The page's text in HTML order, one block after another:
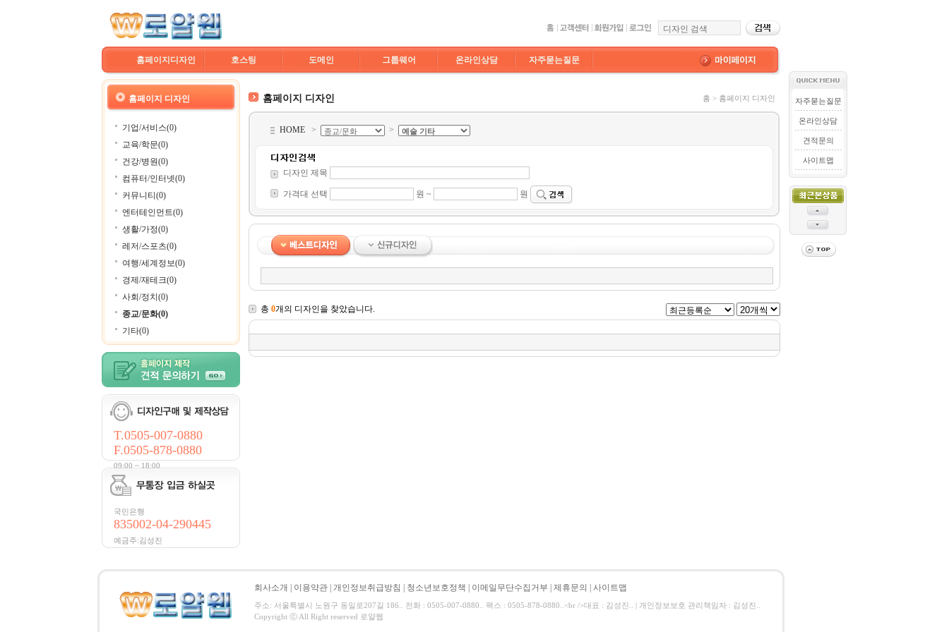
홈페이지디자인 호스팅 도메인 그룹웨어 온라인상담 자주묻는질문
홈페이지 디자인
기업/서비스(0)
교육/학문(0)
건강/병원(0)
컴퓨터/인터넷(0)
커뮤니티(0)
엔터테인먼트(0)
생활/가정(0)
레저/스포츠(0)
여행/세계정보(0)
경제/재테크(0)
사회/정치(0)
종교/문화(0)
기타(0)
T.0505-007-0880
F.0505-878-0880
09:00 ~ 18:00
국민은행
835002-04-290445
예금주:김성진
홈페이지 디자인 홈 > 홈페이지 디자인
HOME > >
디자인 제목
가격대 선택 원 ~ 원
총 0개의 디자인을 찾았습니다.
자주묻는질문
온라인상담
견적문의
사이트맵
회사소개 이용약관 개인정보취급방침 청소년보호정책 이메일무단수집거부 제휴문의 사이트맵
주소: 서울특별시 노원구 동일로207길 186.. 전화 : 0505-007-0880.. 팩스 : 0505-878-0880..<br />대표 : 김성진.. | 개인정보보호 관리책임자 : 김성진..
Copyright ⓒ All Right reserved 로얄웹